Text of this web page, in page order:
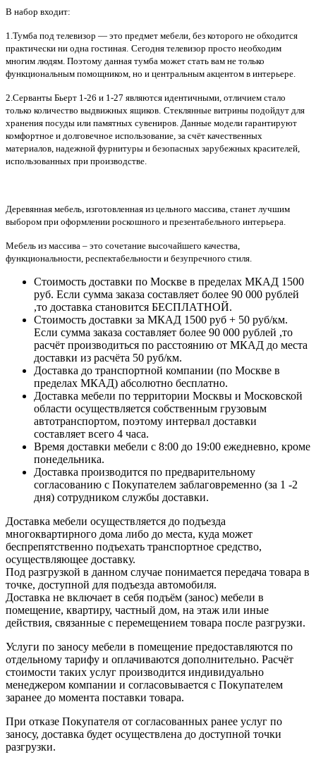
В набор входит:
1.Тумба под телевизор — это предмет мебели, без которого не обходится
практически ни одна гостиная. Сегодня телевизор просто необходим
многим людям. Поэтому данная тумба может стать вам не только
функциональным помощником, но и центральным акцентом в интерьере.
2.Серванты Бьерт 1-26 и 1-27 являются идентичными, отличием стало
только количество выдвижных ящиков. Стеклянные витрины подойдут для
хранения посуды или памятных сувениров. Данные модели гарантируют
комфортное и долговечное использование, за счёт качественных
материалов, надежной фурнитуры и безопасных зарубежных красителей,
использованных при производстве.
Деревянная мебель, изготовленная из цельного массива, станет лучшим
выбором при оформлении роскошного и презентабельного интерьера.
Мебель из массива – это сочетание высочайшего качества,
функциональности, респектабельности и безупречного стиля.
Стоимость доставки по Москве в пределах МКАД 1500
руб. Если сумма заказа составляет более 90 000 рублей
,то доставка становится БЕСПЛАТНОЙ.
Стоимость доставки за МКАД 1500 руб + 50 руб/км.
Если сумма заказа составляет более 90 000 рублей ,то
расчёт производиться по расстоянию от МКАД до места
доставки из расчёта 50 руб/км.
Доставка до транспортной компании (по Москве в
пределах МКАД) абсолютно бесплатно.
Доставка мебели по территории Москвы и Московской
области осуществляется собственным грузовым
автотранспортом, поэтому интервал доставки
составляет всего 4 часа.
Время доставки мебели с 8:00 до 19:00 ежедневно, кроме
понедельника.
Доставка производится по предварительному
согласованию с Покупателем заблаговременно (за 1 -2
дня) сотрудником службы доставки.
Доставка мебели осуществляется до подъезда
многоквартирного дома либо до места, куда может
беспрепятственно подъехать транспортное средство,
осуществляющее доставку.
Под разгрузкой в данном случае понимается передача товара в
точке, доступной для подъезда автомобиля.
Доставка не включает в себя подъём (занос) мебели в
помещение, квартиру, частный дом, на этаж или иные
действия, связанные с перемещением товара после разгрузки.
Услуги по заносу мебели в помещение предоставляются по
отдельному тарифу и оплачиваются дополнительно. Расчёт
стоимости таких услуг производится индивидуально
менеджером компании и согласовывается с Покупателем
заранее до момента поставки товара.
При отказе Покупателя от согласованных ранее услуг по
заносу, доставка будет осуществлена до доступной точки
разгрузки.